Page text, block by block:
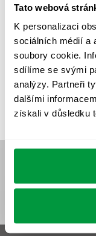
Tato webová
K personalizaci
sociálních médií a
soubory cookie.
sdílíme se svými
analýzy. Partneři
dalšími
získali v důsledku
VÝPOČET OSVĚTLENÍ
VÝPOČTY A NÁVRHY
ZKOUŠKY